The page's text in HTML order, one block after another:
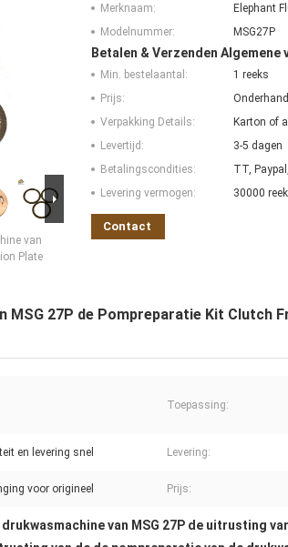
van
Plate
Merknaam:
Elephant
Modelnummer:
MSG27P
Betalen & Verzenden Algemene
Min. bestelaantal:
1 reeks
Prijs:
Verpakking Details:
Karton of
Levertijd:
3-5 dagen
Betalingscondities:
TT,
Levering vermogen:
30000
Contact
MSG 27P de Pompreparatie Kit Clutch
Toepassing:
en levering snel Levering:
voor origineel Prijs:
drukwasmachine van MSG 27P de uitrusting